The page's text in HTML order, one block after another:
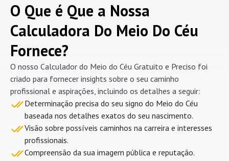
O Que é Que a Nossa
Calculadora Do Meio Do Céu
Fornece?
O nosso Calculador do Meio do Céu Gratuito e Preciso foi
criado para fornecer insights sobre o seu caminho
profissional e aspirações, incluindo os detalhes a seguir:
Determinação precisa do seu signo do Meio do Céu
baseada nos detalhes exatos do seu nascimento.
Visão sobre possíveis caminhos na carreira e interesses
profissionais.
Compreensão da sua imagem pública e reputação.